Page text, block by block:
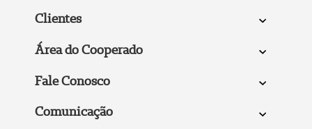
Clientes
Área do Cooperado
Fale Conosco
Comunicação